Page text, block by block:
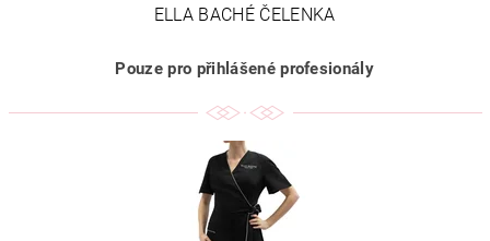
ELLA BACHÉ ČELENKA
Pouze pro přihlášené profesionály